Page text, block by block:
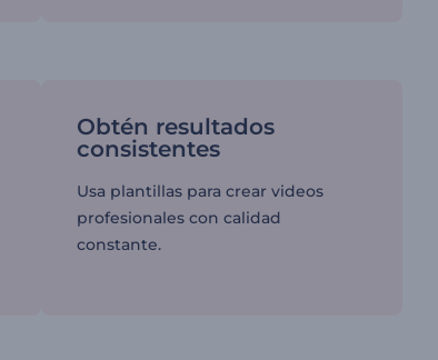
Obtén resultados
consistentes
Usa plantillas para crear videos
profesionales con calidad
constante.